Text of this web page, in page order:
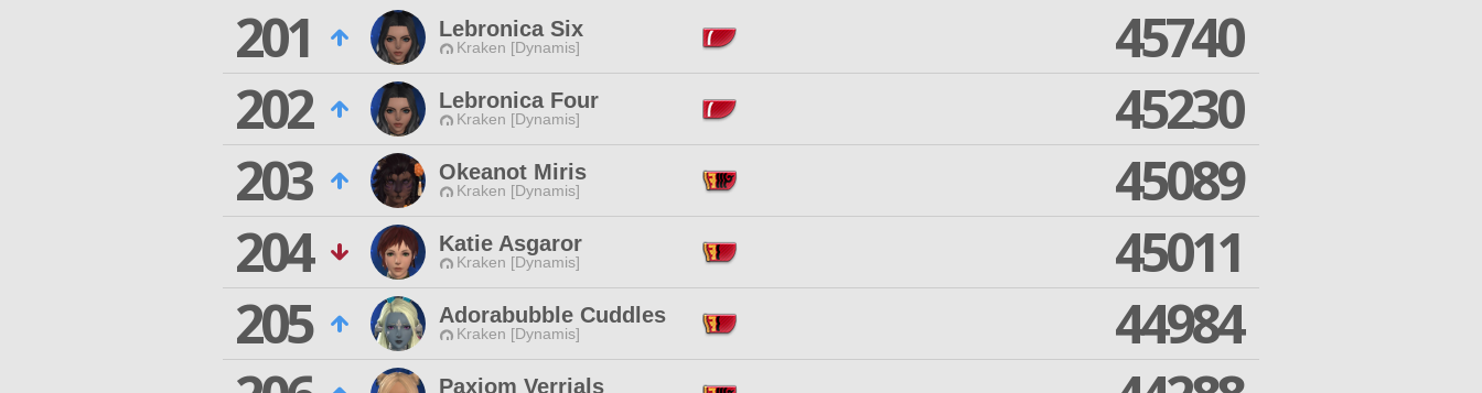
201 Lebronica Six
Kraken [Dynamis]
45740
202
Lebronica Four
Kraken [Dynamis]
45230
203
Okeanot Miris
Kraken [Dynamis]
45089
204
Katie Asgaror
Kraken [Dynamis]
45011
205
Adorabubble Cuddles
Kraken [Dynamis]
44984
Paxiom Verrials